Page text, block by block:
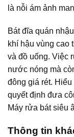
là nỗi ám ảnh
Bát đĩa quán
khí hậu vùng cao
và đồ uống. Việc
nước nóng mà
đông giá rét.
quyết định đưa
Máy rửa bát siêu
Thông tin